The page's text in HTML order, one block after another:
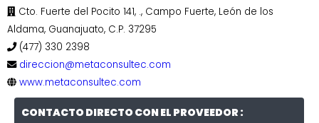
Cto. Fuerte del Pocito 141, ., Campo Fuerte, León de los
Aldama, Guanajuato, C.P. 37295
(477) 330 2398
direccion@metaconsultec.com
www.metaconsultec.com
CONTACTO DIRECTO CON EL PROVEEDOR :